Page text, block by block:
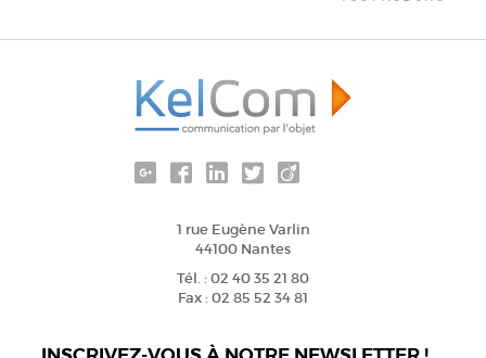
1 rue Eugène Varlin
44100 Nantes
Tél. : 02 40 35 21 80
Fax : 02 85 52 34 81